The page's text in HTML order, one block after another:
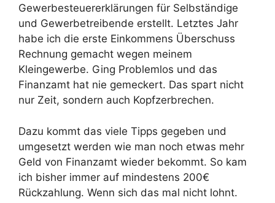
Gewerbesteuererklärungen für Selbständige
und Gewerbetreibende erstellt. Letztes Jahr
habe ich die erste Einkommens Überschuss
Rechnung gemacht wegen meinem
Kleingewerbe. Ging Problemlos und das
Finanzamt hat nie gemeckert. Das spart nicht
nur Zeit, sondern auch Kopfzerbrechen.
Dazu kommt das viele Tipps gegeben und
umgesetzt werden wie man noch etwas mehr
Geld von Finanzamt wieder bekommt. So kam
ich bisher immer auf mindestens 200€
Rückzahlung. Wenn sich das mal nicht lohnt.